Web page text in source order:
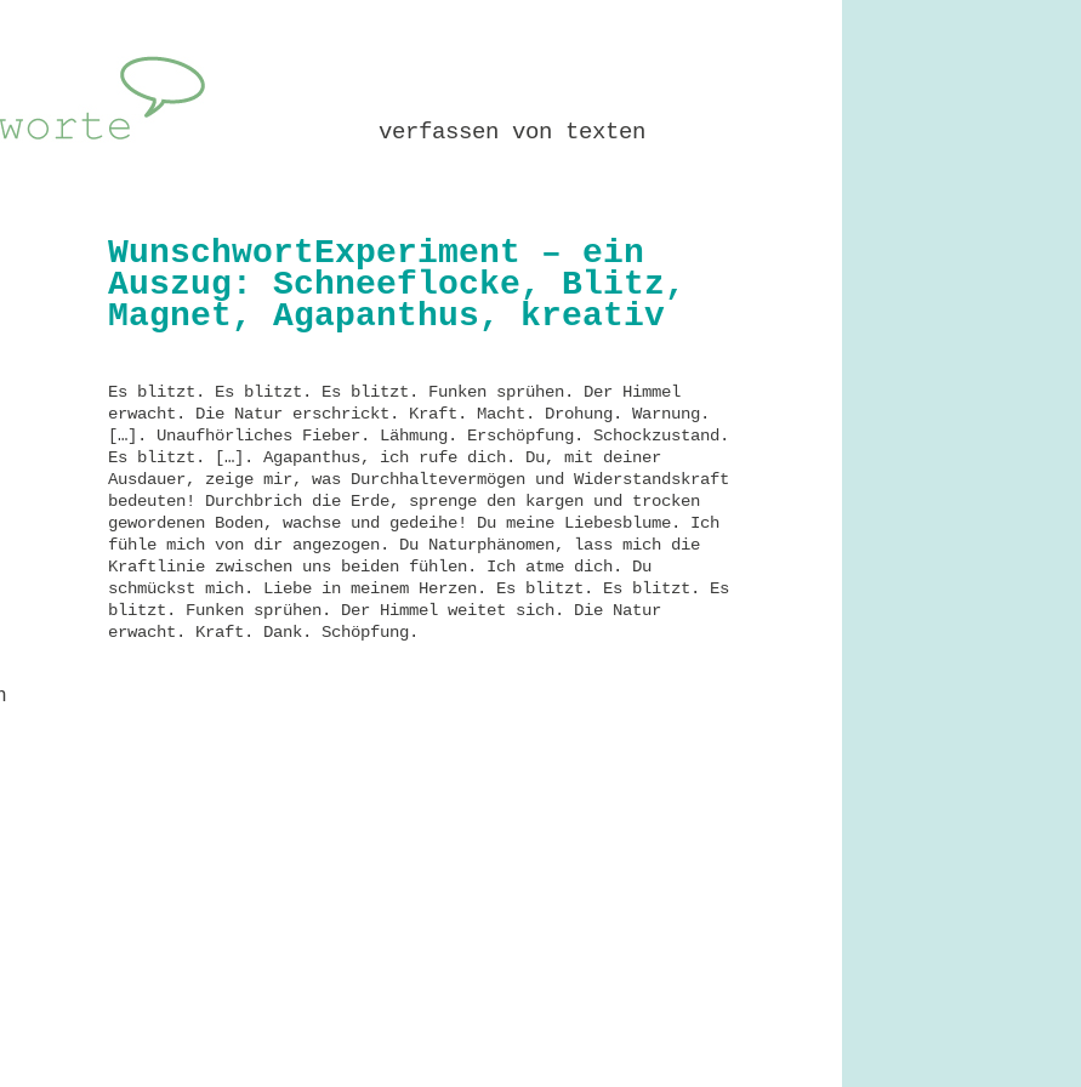
verfassen von texten
WunschwortExperiment – ein
Auszug: Schneeflocke, Blitz,
Magnet, Agapanthus, kreativ
Es blitzt. Es blitzt. Es blitzt. Funken sprühen. Der Himmel
erwacht. Die Natur erschrickt. Kraft. Macht. Drohung. Warnung.
[…]. Unaufhörliches Fieber. Lähmung. Erschöpfung. Schockzustand.
Es blitzt. […]. Agapanthus, ich rufe dich. Du, mit deiner
Ausdauer, zeige mir, was Durchhaltevermögen und Widerstandskraft
bedeuten! Durchbrich die Erde, sprenge den kargen und trocken
gewordenen Boden, wachse und gedeihe! Du meine Liebesblume. Ich
fühle mich von dir angezogen. Du Naturphänomen, lass mich die
Kraftlinie zwischen uns beiden fühlen. Ich atme dich. Du
schmückst mich. Liebe in meinem Herzen. Es blitzt. Es blitzt. Es
blitzt. Funken sprühen. Der Himmel weitet sich. Die Natur
erwacht. Kraft. Dank. Schöpfung.